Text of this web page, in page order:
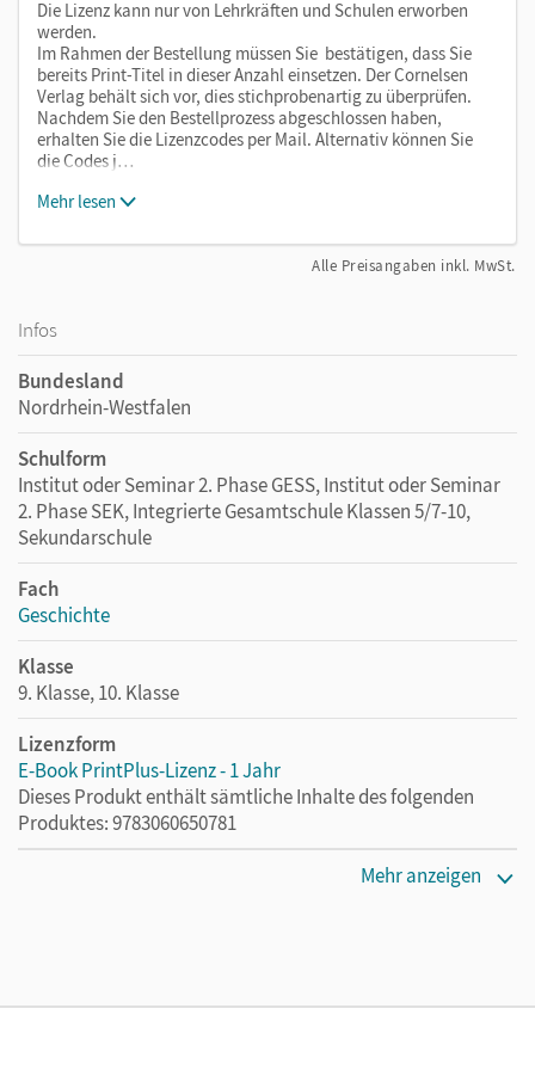
Die Lizenz kann nur von Lehrkräften und Schulen erworben
werden.
Im Rahmen der Bestellung müssen Sie bestätigen, dass Sie
bereits Print-Titel in dieser Anzahl einsetzen. Der Cornelsen
Verlag behält sich vor, dies stichprobenartig zu überprüfen.
Nachdem Sie den Bestellprozess abgeschlossen haben,
erhalten Sie die Lizenzcodes per Mail. Alternativ können Sie
die Codes j…
Mehr lesen
Alle Preisangaben inkl. MwSt.
Infos
Bundesland
Nordrhein-Westfalen
Schulform
Institut oder Seminar 2. Phase GESS, Institut oder Seminar
2. Phase SEK, Integrierte Gesamtschule Klassen 5/7-10,
Sekundarschule
Fach
Geschichte
Klasse
9. Klasse, 10. Klasse
Lizenzform
E-Book PrintPlus-Lizenz - 1 Jahr
Dieses Produkt enthält sämtliche Inhalte des folgenden
Produktes: 9783060650781
ein Jahr lang ergänzend zum Print-Titel nutzen möchten.
Mehr anzeigen